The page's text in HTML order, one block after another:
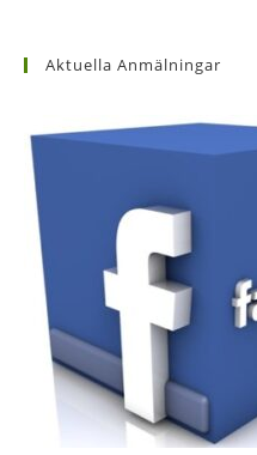
Aktuella Anmälningar